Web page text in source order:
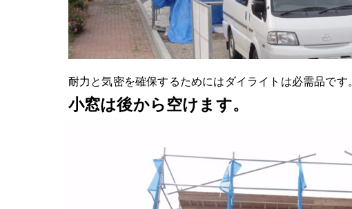
耐力と気密を確保するためにはダイライトは必需品です。
小窓は後から空けます。